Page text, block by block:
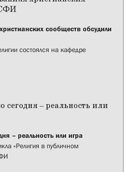
сообществ обсудили
состоялся на кафедре
– реальность или игра
«Религия в публичном